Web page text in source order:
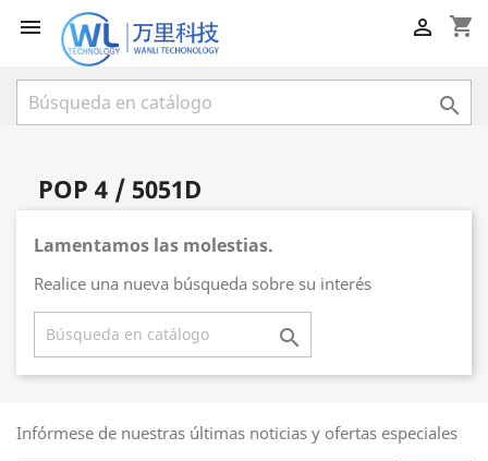
 shopping_cart


POP 4 / 5051D
Lamentamos las molestias.
Realice una nueva búsqueda sobre su interés

Infórmese de nuestras últimas noticias y ofertas especiales